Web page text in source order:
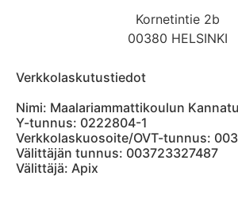
Kornetintie 2b
00380 HELSINKI
Verkkolaskutustiedot
Nimi: Maalariammattikoulun
Y-tunnus: 0222804-1
Verkkolaskuosoite/OVT-tunnus:
Välittäjän tunnus: 003723327487
Välittäjä: Apix